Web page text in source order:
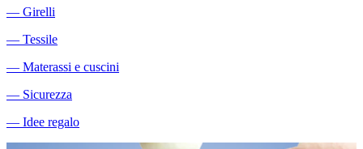
― Girelli
― Tessile
― Materassi e cuscini
― Sicurezza
― Idee regalo